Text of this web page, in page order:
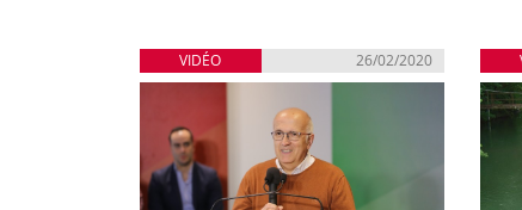
VIDÉO 26/02/2020